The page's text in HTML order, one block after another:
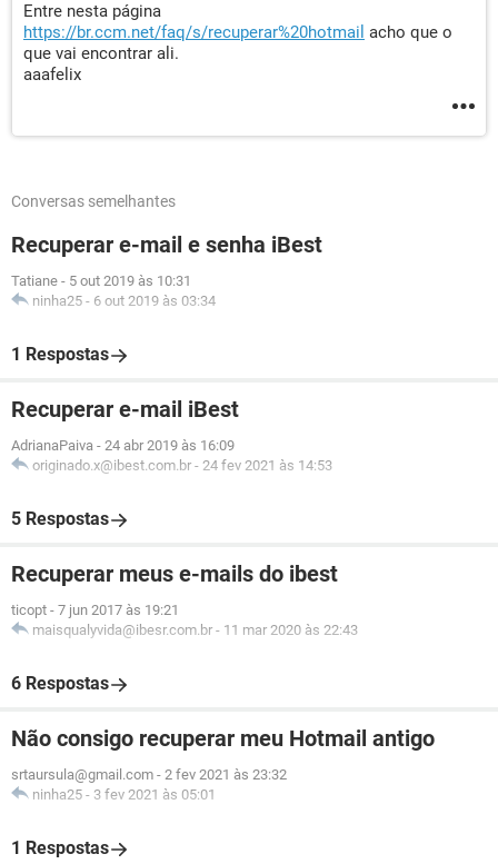
Entre nesta página
https://br.ccm.net/faq/s/recuperar%20hotmail acho que o
que vai encontrar ali.
aaafelix
Conversas semelhantes
Recuperar e-mail e senha iBest
Tatiane - 5 out 2019 às 10:31
ninha25 - 6 out 2019 às 03:34
1 Respostas
Recuperar e-mail iBest
AdrianaPaiva - 24 abr 2019 às 16:09
originado.x@ibest.com.br - 24 fev 2021 às 14:53
5 Respostas
Recuperar meus e-mails do ibest
ticopt - 7 jun 2017 às 19:21
maisqualyvida@ibesr.com.br - 11 mar 2020 às 22:43
6 Respostas
Não consigo recuperar meu Hotmail antigo
srtaursula@gmail.com - 2 fev 2021 às 23:32
ninha25 - 3 fev 2021 às 05:01
1 Respostas